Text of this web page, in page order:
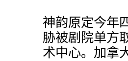
神韵原定今年
胁被剧院单方
术中心。加拿